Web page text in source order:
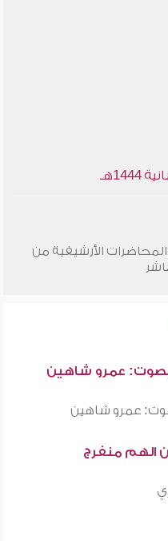
الأرشيفية من
عمرو شاهين
عمرو شاهين
الهم منفرج